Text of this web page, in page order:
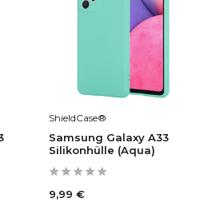
ShieldCase®
Samsung Galaxy A33
Silikonhülle (Aqua)
9,99 €